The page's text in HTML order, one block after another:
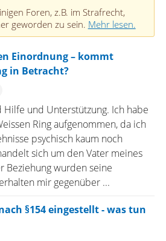
Foren, z.B. im Strafrecht,
geworden zu sein. Mehr lesen.
Einordnung – kommt
in Betracht?
und Unterstützung. Ich habe
Ring aufgenommen, da ich
psychisch kaum noch
sich um den Vater meines
Beziehung wurden seine
mir gegenüber ...
§154 eingestellt - was tun